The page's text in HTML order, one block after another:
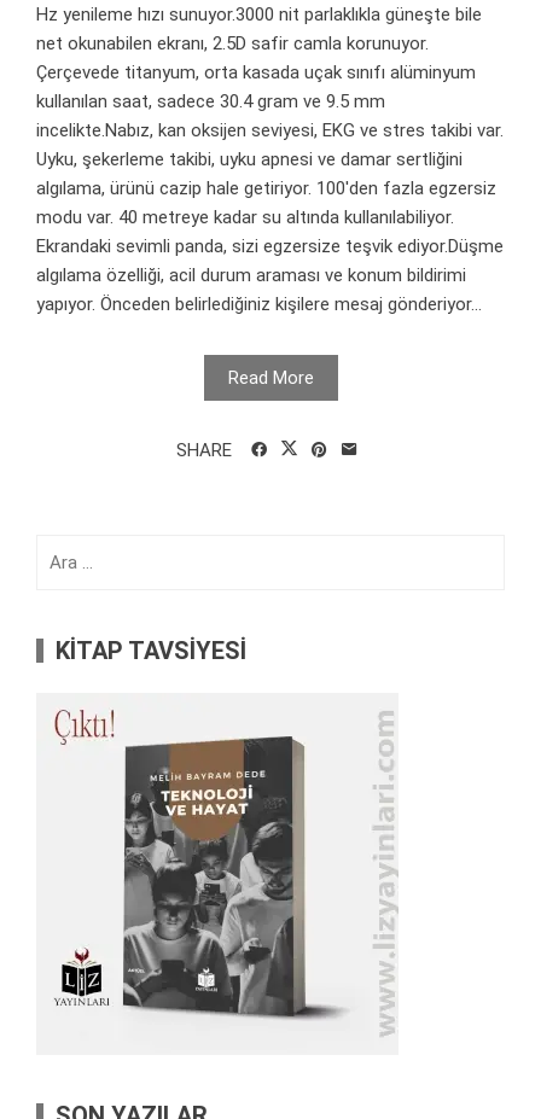
Hz yenileme hızı sunuyor.3000 nit parlaklıkla güneşte bile
net okunabilen ekranı, 2.5D safir camla korunuyor.
Çerçevede titanyum, orta kasada uçak sınıfı alüminyum
kullanılan saat, sadece 30.4 gram ve 9.5 mm
incelikte.Nabız, kan oksijen seviyesi, EKG ve stres takibi var.
Uyku, şekerleme takibi, uyku apnesi ve damar sertliğini
algılama, ürünü cazip hale getiriyor. 100'den fazla egzersiz
modu var. 40 metreye kadar su altında kullanılabiliyor.
Ekrandaki sevimli panda, sizi egzersize teşvik ediyor.Düşme
algılama özelliği, acil durum araması ve konum bildirimi
yapıyor. Önceden belirlediğiniz kişilere mesaj gönderiyor...
Read More
SHARE
KİTAP TAVSİYESİ